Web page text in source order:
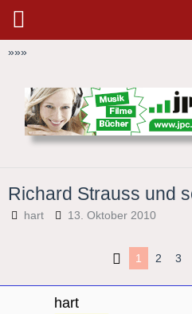
»»»
Richard Strauss und
hart 13. Oktober 2010
1 2 3
hart